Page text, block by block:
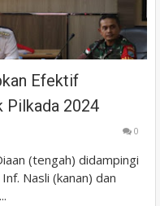
Efektif
Pilkada 2024
0
(tengah) didampingi
Nasli (kanan) dan